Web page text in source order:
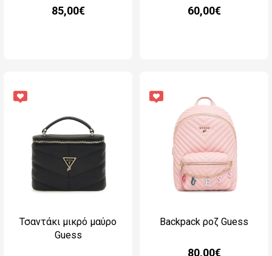
85,00€ 60,00€
Τσαντάκι μικρό μαύρο
Guess
Backpack ροζ Guess
80,00€